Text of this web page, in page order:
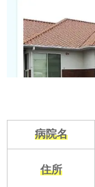
病院名
住所